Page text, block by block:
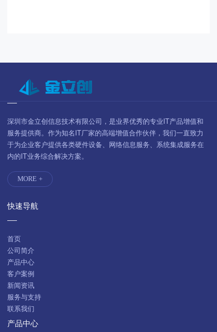
深圳市金立创信息技术有限公司，是业界优秀的专业IT产品增值和
服务提供商。作为知名IT厂家的高端增值合作伙伴，我们一直致力
于为企业客户提供各类硬件设备、网络信息服务、系统集成服务在
内的IT业务综合解决方案。
MORE +
快速导航
首页
公司简介
产品中心
客户案例
新闻资讯
服务与支持
联系我们
产品中心